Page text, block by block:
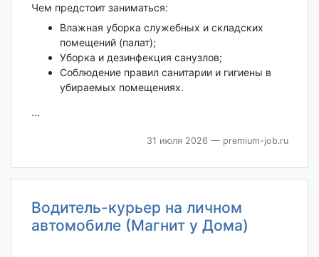
Чем предстоит заниматься:
Влажная уборка служебных и складских
помещений (палат);
Уборка и дезинфекция санузлов;
Соблюдение правил санитарии и гигиены в
убираемых помещениях.
...
31 июля 2026 — premium-job.ru
Водитель-курьер на личном
автомобиле (Магнит у Дома)